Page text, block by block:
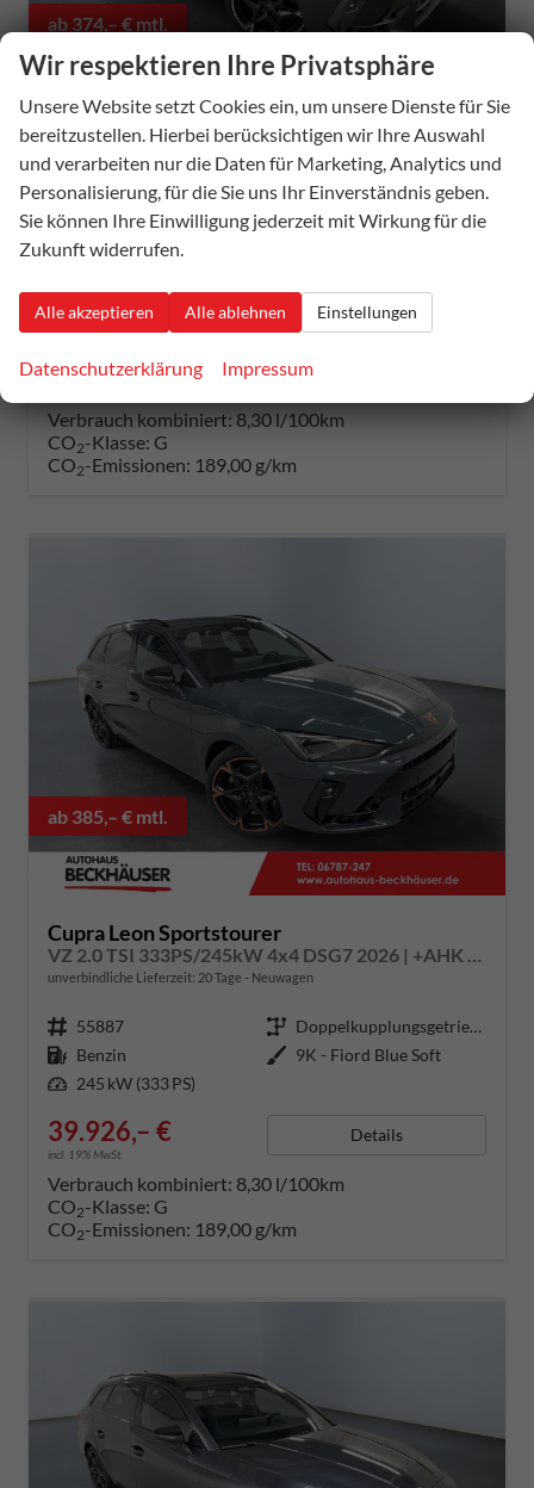
ab 374,– € mtl.
Cupra Leon Sportstourer
VZ 2.0 TSI 333PS/245kW 4x4 DSG7 2025 +INT. DRIVE+MATRIX+AHK+Erweiterte Garantie.
unverbindliche Lieferzeit: 20 Tage Neuwagen mit Kurzzeitzulassung
Fahrzeugnummer 54614 Getriebe
Doppelkupplungsgetriebe (DSG)
Kraftstoff Benzin
Leistung 245 kW (333 PS) Kilometerstand 25 km
31.07.2025
38.789,– €
Verbrauch kombiniert: 8,30 l/100km
CO2-Klasse: G
CO2-Emissionen: 189,00 g/km
ab 385,– € mtl.
Cupra Leon Sportstourer
VZ 2.0 TSI 333PS/245kW 4x4 DSG7 2026 | +AHK +NAVI +Matrix +Immersive +5J Erw. Garantie
unverbindliche Lieferzeit: 20 Tage Neuwagen
Fahrzeugnummer 55887 Getriebe
Doppelkupplungsgetriebe (DSG)
Kraftstoff Benzin Außenfarbe 9K - Fiord Blue Soft
Leistung 245 kW (333 PS)
39.926,– €
incl. 19% MwSt.
Details
Verbrauch kombiniert: 8,30 l/100km
CO2-Klasse: G
CO2-Emissionen: 189,00 g/km
Wir respektieren Ihre Privatsphäre
Unsere Website setzt Cookies ein, um unsere Dienste für Sie
bereitzustellen. Hierbei berücksichtigen wir Ihre Auswahl
und verarbeiten nur die Daten für Marketing, Analytics und
Personalisierung, für die Sie uns Ihr Einverständnis geben.
Sie können Ihre Einwilligung jederzeit mit Wirkung für die
Zukunft widerrufen.
Alle akzeptieren Alle ablehnen Einstellungen
Datenschutzerklärung Impressum